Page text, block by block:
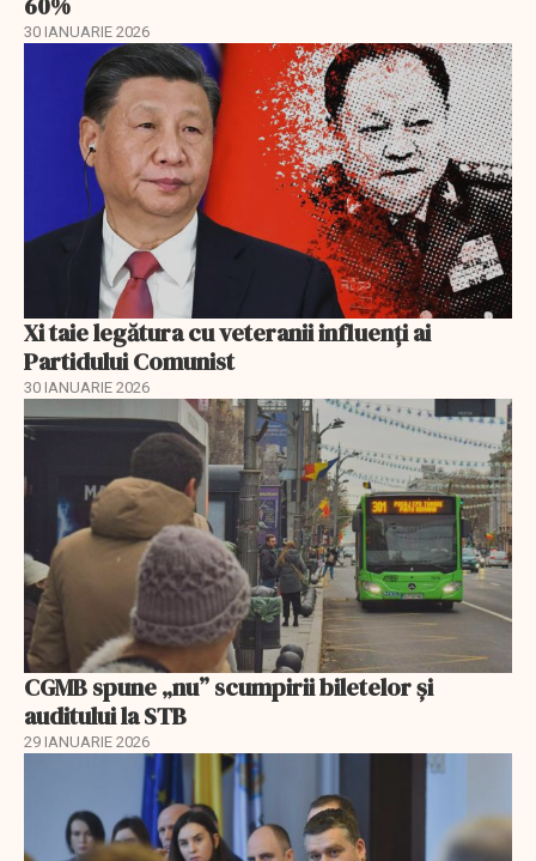
30 IANUARIE 2026
Xi taie legătura cu veteranii influenți ai
Partidului Comunist
30 IANUARIE 2026
CGMB spune „nu” scumpirii biletelor și
auditului la STB
29 IANUARIE 2026